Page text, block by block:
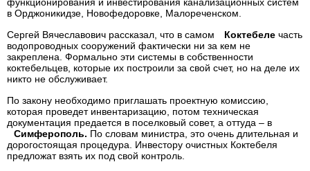
в Орджоникидзе, Новофедоровке, Малореченском.
Сергей Вячеславович рассказал, что в самом
Коктебеле часть
водопроводных сооружений фактически ни за кем не
закреплена. Формально эти системы в собственности
коктебельцев, которые их построили за свой счет, но на деле их
никто не обслуживает.
По закону необходимо приглашать проектную комиссию,
которая проведет инвентаризацию, потом техническая
документация предается в поселковый совет, а оттуда – в
Симферополь. По словам министра, это очень длительная и
дорогостоящая процедура. Инвестору очистных Коктебеля
предложат взять их под свой контроль.